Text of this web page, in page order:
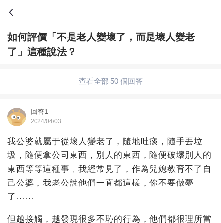
如何評價「不是老人變壞了，而是壞人變老
了」這種說法？
查看全部 50 個回答
回答1
2024/04/03
我公婆就屬于從壞人變老了，隨地吐痰，隨手丟垃
圾，隨便拿公司東西，別人的東西，隨便破壞別人的
東西等等這種事，我經常見了，作為兒媳教育不了自
己公婆，我老公說他們一直都這樣，你不要做夢
了……
但越接觸，越發現很多不恥的行為，他們都很理所當
問答
影視劇